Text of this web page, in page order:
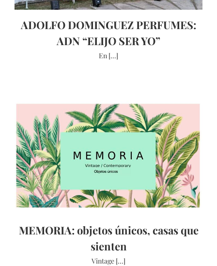
ADOLFO DOMINGUEZ PERFUMES:
ADN “ELIJO SER YO”
En [...]
MEMORIA: objetos únicos, casas que
sienten
Vintage [...]